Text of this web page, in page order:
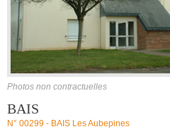
Photos non contractuelles
BAIS
N° 00299 - BAIS Les Aubepines